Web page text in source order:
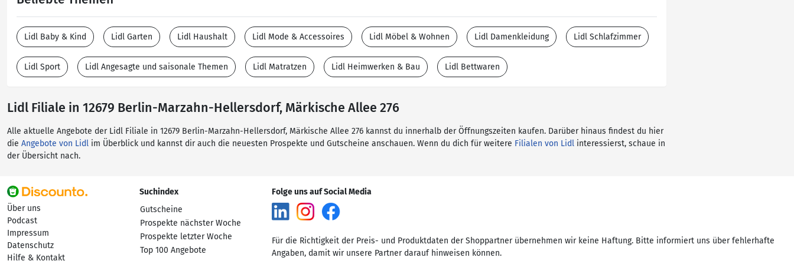
Lidl Baby & Kind Lidl Garten Lidl Haushalt Lidl Mode & Accessoires Lidl Möbel & Wohnen Lidl Damenkleidung Lidl Schlafzimmer
Lidl Sport Lidl Angesagte und saisonale Themen Lidl Matratzen Lidl Heimwerken & Bau Lidl Bettwaren
Lidl Filiale in 12679 Berlin-Marzahn-Hellersdorf, Märkische Allee 276
Alle aktuelle Angebote der Lidl Filiale in 12679 Berlin-Marzahn-Hellersdorf, Märkische Allee 276 kannst du innerhalb der Öffnungszeiten kaufen. Darüber hinaus findest du hier
die Angebote von Lidl im Überblick und kannst dir auch die neuesten Prospekte und Gutscheine anschauen. Wenn du dich für weitere Filialen von Lidl interessierst, schaue in
der Übersicht nach.
Über uns
Podcast
Impressum
Datenschutz
Hilfe & Kontakt
Suchindex
Gutscheine
Prospekte nächster Woche
Prospekte letzter Woche
Top 100 Angebote
Folge uns auf Social Media
Für die Richtigkeit der Preis- und Produktdaten der Shoppartner übernehmen wir keine Haftung. Bitte informiert uns über fehlerhafte
Angaben, damit wir unsere Partner darauf hinweisen können.